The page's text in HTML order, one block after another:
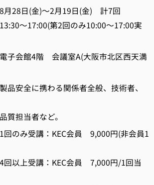
(金)～2月19日(金) 計7回
第2回のみ10:00～17:00実
4階 会議室A(大阪市北区西天満
に携わる関係者全般、技術者、
など。
受講：KEC会員 9,000円(非会員1
：KEC会員 7,000円/1回当